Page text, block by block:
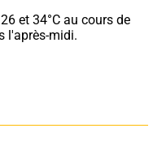
et 34°C au cours de
l'après-midi.